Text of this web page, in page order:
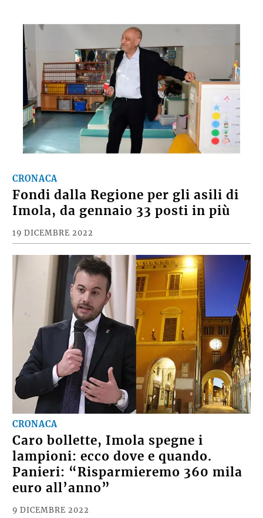
CRONACA
Fondi dalla Regione per gli asili di
Imola, da gennaio 33 posti in più
19 DICEMBRE 2022
CRONACA
Caro bollette, Imola spegne i
lampioni: ecco dove e quando.
Panieri: “Risparmieremo 360 mila
euro all’anno”
9 DICEMBRE 2022